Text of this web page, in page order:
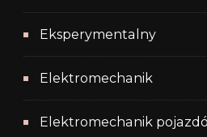
Eksperymentalny
Elektromechanik
Elektromechanik